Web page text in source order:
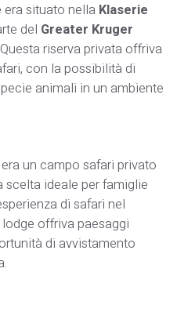
era situato nella Klaserie
del Greater Kruger
riserva privata offriva
con la possibilità di
animali in un ambiente
un campo safari privato
scelta ideale per famiglie
di safari nel
offriva paesaggi
di avvistamento